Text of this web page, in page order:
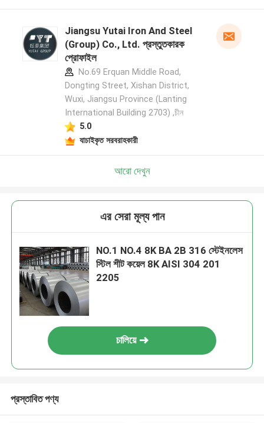
Jiangsu Yutai Iron And Steel
(Group) Co., Ltd. প্রস্তুতকারক
প্রোফাইল
No.69 Erquan Middle Road,
Dongting Street, Xishan District,
Wuxi, Jiangsu Province (Lanting
International Building 2703) ,চীন
5.0
যাচাইকৃত সরবরাহকারী
আরো দেখুন
এর সেরা মূল্য পান
NO.1 NO.4 8K BA 2B 316 স্টেইনলেস
স্টিল শীট কয়েল 8K AISI 304 201
2205
চালিয়ে
প্রস্তাবিত পণ্য